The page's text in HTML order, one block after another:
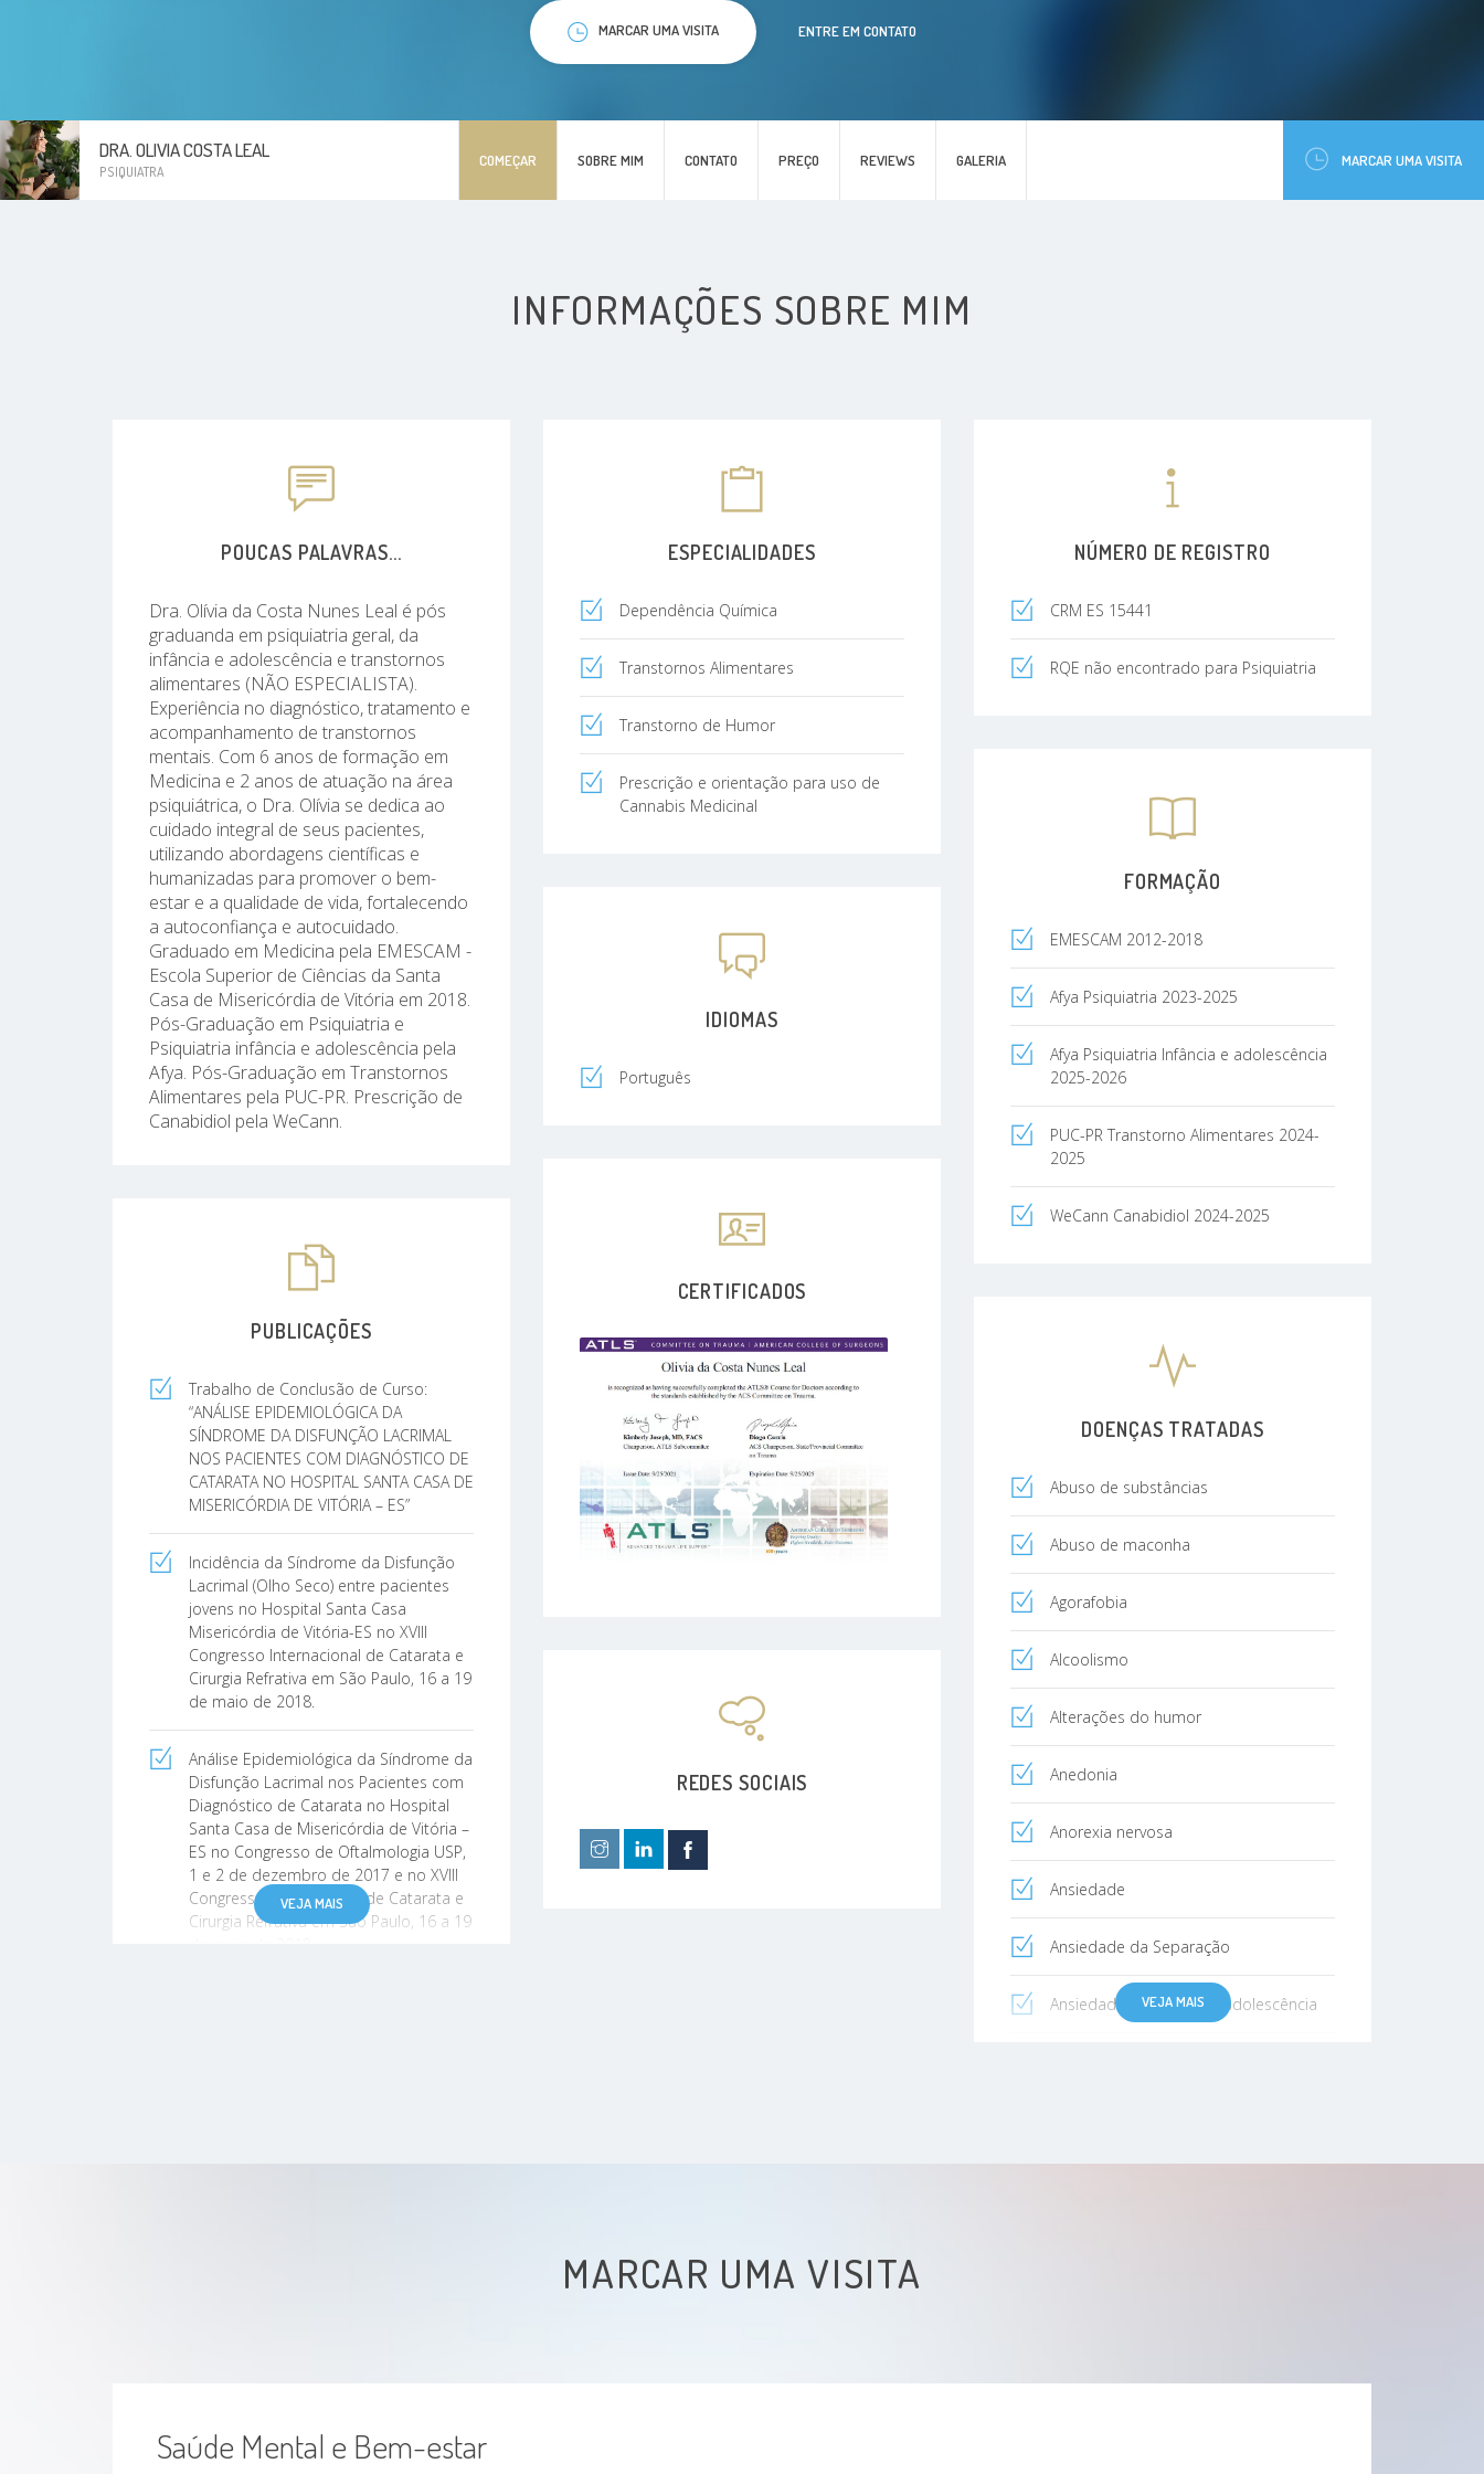
DRA. OLIVIA COSTA LEAL
PSIQUIATRA
COMEÇAR SOBRE MIM CONTATO PREÇO REVIEWS GALERIA MARCAR UMA VISITA
MARCAR UMA VISITA ENTRE EM CONTATO
INFORMAÇÕES SOBRE MIM
POUCAS PALAVRAS...
Dra. Olívia da Costa Nunes Leal é pós
graduanda em psiquiatria geral, da
infância e adolescência e transtornos
alimentares (NÃO ESPECIALISTA).
Experiência no diagnóstico, tratamento e
acompanhamento de transtornos
mentais. Com 6 anos de formação em
Medicina e 2 anos de atuação na área
psiquiátrica, o Dra. Olívia se dedica ao
cuidado integral de seus pacientes,
utilizando abordagens científicas e
humanizadas para promover o bem-
estar e a qualidade de vida, fortalecendo
a autoconfiança e autocuidado.
Graduado em Medicina pela EMESCAM -
Escola Superior de Ciências da Santa
Casa de Misericórdia de Vitória em 2018.
Pós-Graduação em Psiquiatria e
Psiquiatria infância e adolescência pela
Afya. Pós-Graduação em Transtornos
Alimentares pela PUC-PR. Prescrição de
Canabidiol pela WeCann.
ESPECIALIDADES
Dependência Química
Transtornos Alimentares
Transtorno de Humor
Prescrição e orientação para uso de
Cannabis Medicinal
NÚMERO DE REGISTRO
CRM ES 15441
RQE não encontrado para Psiquiatria
FORMAÇÃO
EMESCAM 2012-2018
Afya Psiquiatria 2023-2025
Afya Psiquiatria Infância e adolescência
2025-2026
PUC-PR Transtorno Alimentares 2024-
2025
WeCann Canabidiol 2024-2025
IDIOMAS
Português
CERTIFICADOS
PUBLICAÇÕES
Trabalho de Conclusão de Curso:
“ANÁLISE EPIDEMIOLÓGICA DA
SÍNDROME DA DISFUNÇÃO LACRIMAL
NOS PACIENTES COM DIAGNÓSTICO DE
CATARATA NO HOSPITAL SANTA CASA DE
MISERICÓRDIA DE VITÓRIA – ES”
Incidência da Síndrome da Disfunção
Lacrimal (Olho Seco) entre pacientes
jovens no Hospital Santa Casa
Misericórdia de Vitória-ES no XVIII
Congresso Internacional de Catarata e
Cirurgia Refrativa em São Paulo, 16 a 19
de maio de 2018.
Análise Epidemiológica da Síndrome da
Disfunção Lacrimal nos Pacientes com
Diagnóstico de Catarata no Hospital
Santa Casa de Misericórdia de Vitória –
ES no Congresso de Oftalmologia USP,
1 e 2 de dezembro de 2017 e no XVIII
Congresso Internacional de Catarata e
Cirurgia Refrativa em São Paulo, 16 a 19
VEJA MAIS
DOENÇAS TRATADAS
Abuso de substâncias
Abuso de maconha
Agorafobia
Alcoolismo
Alterações do humor
Anedonia
Anorexia nervosa
Ansiedade
Ansiedade da Separação
Ansiedade na infância e adolescência
VEJA MAIS
REDES SOCIAIS
MARCAR UMA VISITA
Saúde Mental e Bem-estar